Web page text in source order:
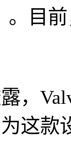
。目
，
这款